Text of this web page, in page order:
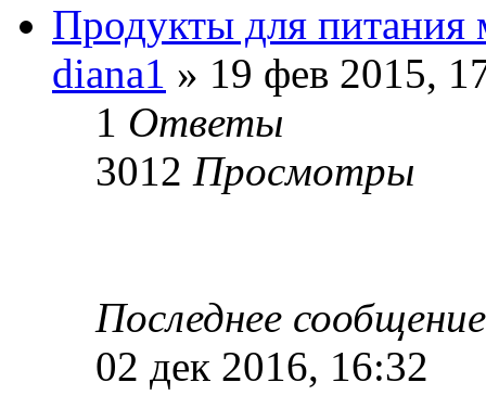
Продукты для
diana1 » 19 фев 2015,
1 Ответы
3012 Просмотры
Последнее
02 дек 2016, 16:32